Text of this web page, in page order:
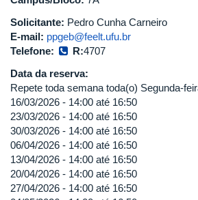
Solicitante: Pedro Cunha Carneiro
E-mail: ppgeb@feelt.ufu.br
Telefone:
R:4707
Data da reserva:
Repete toda semana toda(o) Segunda-
16/03/2026 - 14:00 até 16:50
23/03/2026 - 14:00 até 16:50
30/03/2026 - 14:00 até 16:50
06/04/2026 - 14:00 até 16:50
13/04/2026 - 14:00 até 16:50
20/04/2026 - 14:00 até 16:50
27/04/2026 - 14:00 até 16:50